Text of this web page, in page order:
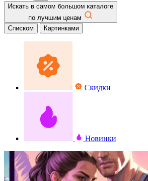
Искать в самом большом каталоге
по лучшим ценам
Списком
Картинками
Скидки
Новинки